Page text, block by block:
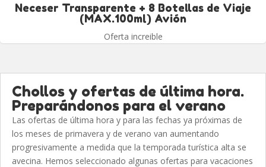
Neceser Transparente + 8 Botellas de Viaje
(MAX.100ml) Avión
Oferta increible
Chollos y ofertas de última hora.
Preparándonos para el verano
Las ofertas de última hora y para las fechas ya próximas de
los meses de primavera y de verano van aumentando
progresivamente a medida que la temporada turística alta se
avecina. Hemos seleccionado algunas ofertas para vacaciones